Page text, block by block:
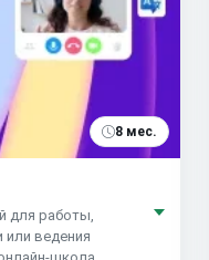
8 мес.
для работы,
или ведения